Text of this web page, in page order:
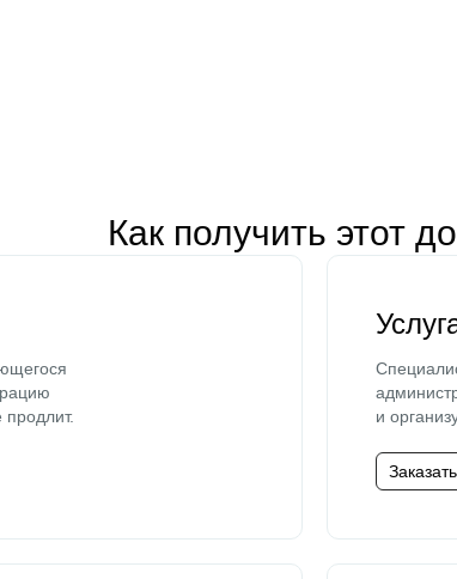
Как получить этот
и